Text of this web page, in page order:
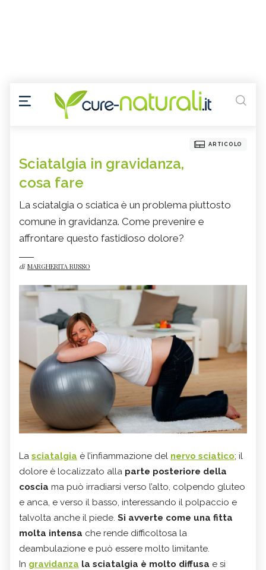
ARTICOLO
Sciatalgia in gravidanza,
cosa fare
La sciatalgia o sciatica è un problema piuttosto
comune in gravidanza. Come prevenire e
affrontare questo fastidioso dolore?
di MARGHERITA RUSSO
La sciatalgia è l’infiammazione del nervo sciatico; il
dolore è localizzato alla parte posteriore della
coscia ma può irradiarsi verso l’alto, colpendo gluteo
e anca, e verso il basso, interessando il polpaccio e
talvolta anche il piede. Si avverte come una fitta
molta intensa che rende difficoltosa la
deambulazione e può essere molto limitante.
In gravidanza la sciatalgia è molto diffusa e si